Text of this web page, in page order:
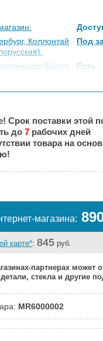
Коллонтай
Под
Шоссе:
Есть
Под
Под
Под
Срок поставки этой
до 7 рабочих дней
товара на
магазина:
карте*: 845 руб.
партнерах может
стекла и другие
MR6000002